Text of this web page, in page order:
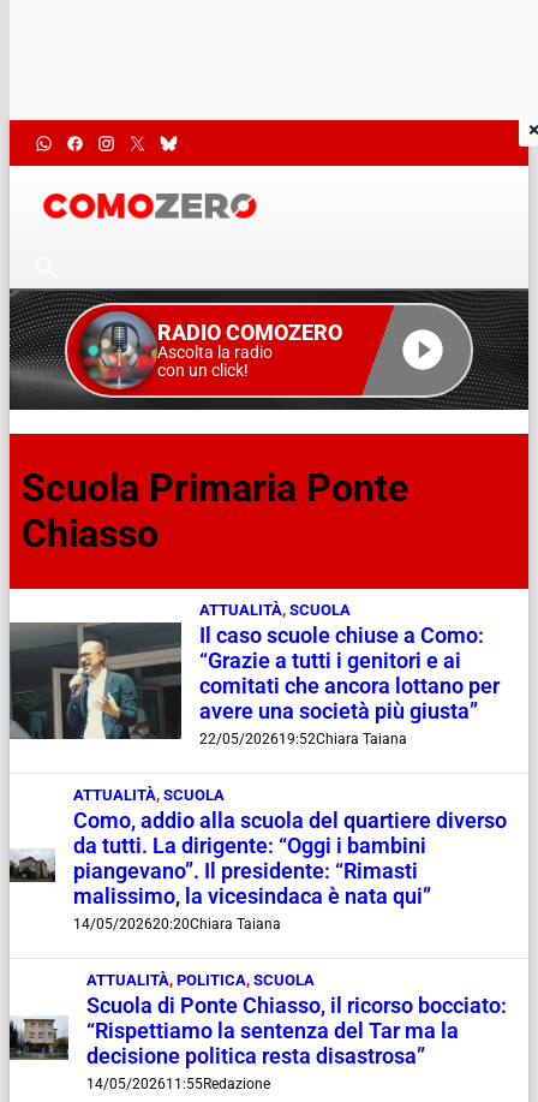
RADIO COMOZERO
Ascolta la radio
con un click!
Scuola Primaria Ponte
Chiasso
ATTUALITÀ, SCUOLA
Il caso scuole chiuse a Como:
“Grazie a tutti i genitori e ai
comitati che ancora lottano per
avere una società più giusta”
22/05/202619:52Chiara Taiana
ATTUALITÀ,SCUOLA
Como, addio alla scuola del quartiere diverso
da tutti. La dirigente: “Oggi i bambini
piangevano”. Il presidente: “Rimasti
malissimo, la vicesindaca è nata qui”
14/05/202620:20Chiara Taiana
ATTUALITÀ, POLITICA, SCUOLA
Scuola di Ponte Chiasso, il ricorso bocciato:
“Rispettiamo la sentenza del Tar ma la
decisione politica resta disastrosa”
14/05/202611:55Redazione